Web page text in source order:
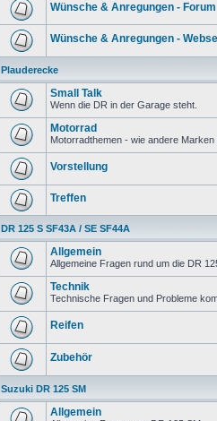
Wünsche & Anregungen - Forum
Wünsche & Anregungen -
Plauderecke
Small Talk
Wenn die DR in der Garage steht.
Motorrad
Motorradthemen - wie andere Marken
Vorstellung
Treffen
DR 125 S SF43A / SE SF44A
Allgemein
Allgemeine Fragen rund um die DR
Technik
Technische Fragen und Probleme
Reifen
Zubehör
Suzuki DR 125 SM
Allgemein